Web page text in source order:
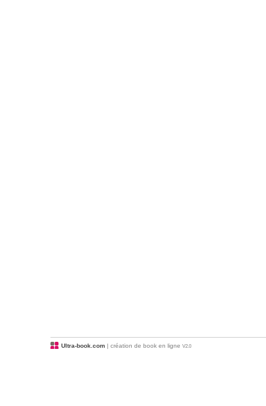
Ultra-book.com | création de book en ligne V2.0